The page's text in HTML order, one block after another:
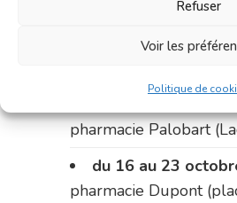
Refuser
Voir les
Politique de
Carnus (rue Marcellin-
Le 12 octobre :
pharmacie Palobart
du 16 au 23
pharmacie Dupont